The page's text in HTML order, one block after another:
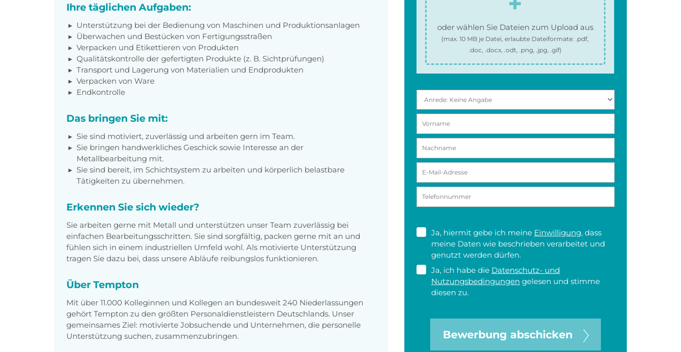
Ihre täglichen Aufgaben:
Unterstützung bei der Bedienung von Maschinen und Produktionsanlagen
Überwachen und Bestücken von Fertigungsstraßen
Verpacken und Etikettieren von Produkten
Qualitätskontrolle der gefertigten Produkte (z. B. Sichtprüfungen)
Transport und Lagerung von Materialien und Endprodukten
Verpacken von Ware
Endkontrolle
Das bringen Sie mit:
Sie sind motiviert, zuverlässig und arbeiten gern im Team.
Sie bringen handwerkliches Geschick sowie Interesse an der
Metallbearbeitung mit.
Sie sind bereit, im Schichtsystem zu arbeiten und körperlich belastbare
Tätigkeiten zu übernehmen.
Erkennen Sie sich wieder?
Sie arbeiten gerne mit Metall und unterstützen unser Team zuverlässig bei
einfachen Bearbeitungsschritten. Sie sind sorgfältig, packen gerne mit an und
fühlen sich in einem industriellen Umfeld wohl. Als motivierte Unterstützung
tragen Sie dazu bei, dass unsere Abläufe reibungslos funktionieren.
Über Tempton
Mit über 11.000 Kolleginnen und Kollegen an bundesweit 240 Niederlassungen
gehört Tempton zu den größten Personaldienstleistern Deutschlands. Unser
gemeinsames Ziel: motivierte Jobsuchende und Unternehmen, die personelle
Unterstützung suchen, zusammenzubringen.
oder wählen Sie Dateien zum Upload aus
(max.10 MB je Datei, erlaubte Dateiformate:.pdf,
.doc, .docx, .odt, .png, .jpg, .gif)
Ja, hiermit gebe ich meine Einwilligung, dass
meine Daten wie beschrieben verarbeitet und
genutzt werden dürfen.
Ja, ich habe die Datenschutz- und
Nutzungsbedingungen gelesen und stimme
diesen zu.
Bewerbung abschicken